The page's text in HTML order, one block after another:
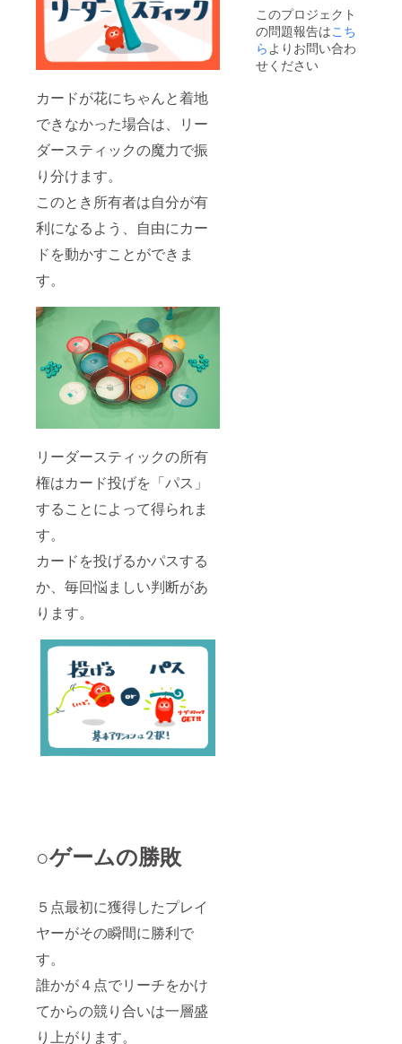
カードが花にちゃんと着地
できなかった場合は、リー
ダースティックの魔力で振
り分けます。
このとき所有者は自分が有
利になるよう、自由にカー
ドを動かすことができま
す。
リーダースティックの所有
権はカード投げを「パス」
することによって得られま
す。
カードを投げるかパスする
か、毎回悩ましい判断があ
ります。
○ゲームの勝敗
５点最初に獲得したプレイ
ヤーがその瞬間に勝利で
す。
誰かが４点でリーチをかけ
てからの競り合いは一層盛
り上がります。
このプロジェクト
の問題報告はこち
ら よりお問い合わ
せください